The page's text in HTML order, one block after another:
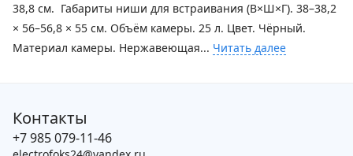
38,8 см. Габариты ниши для встраивания (В×Ш×Г). 38–38,2
× 56–56,8 × 55 см. Объём камеры. 25 л. Цвет. Чёрный.
Материал камеры. Нержавеющая... Читать далее
Контакты
+7 985 079-11-46